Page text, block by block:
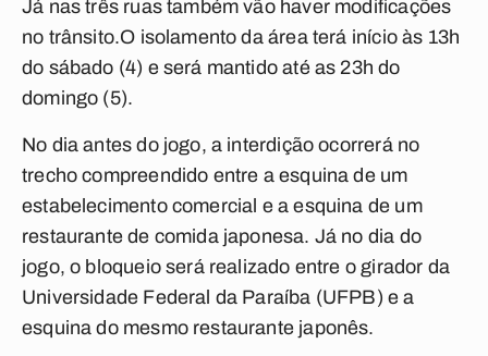
Já nas três ruas também vão haver modificações
no trânsito.O isolamento da área terá início às 13h
do sábado (4) e será mantido até as 23h do
domingo (5).
No dia antes do jogo, a interdição ocorrerá no
trecho compreendido entre a esquina de um
estabelecimento comercial e a esquina de um
restaurante de comida japonesa. Já no dia do
jogo, o bloqueio será realizado entre o girador da
Universidade Federal da Paraíba (UFPB) e a
esquina do mesmo restaurante japonês.